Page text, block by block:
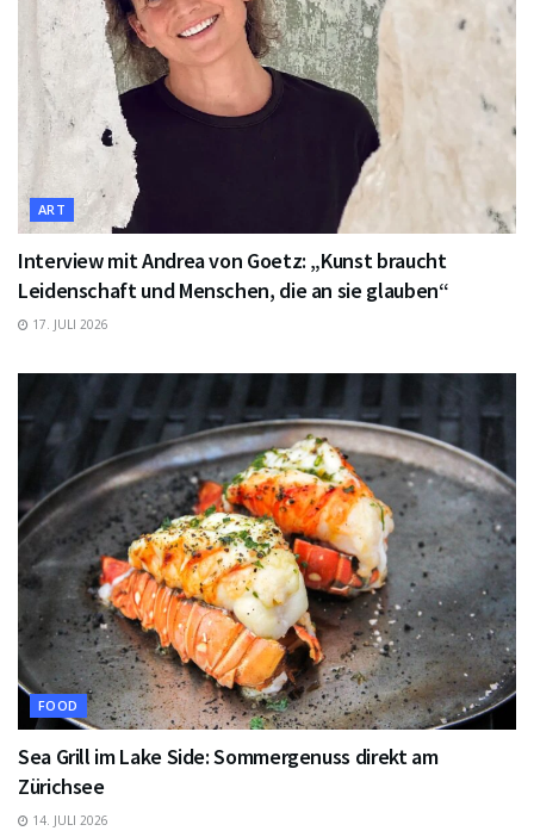
ART
Interview mit Andrea von Goetz: „Kunst braucht
Leidenschaft und Menschen, die an sie glauben“
17. JULI 2026
FOOD
Sea Grill im Lake Side: Sommergenuss direkt am
Zürichsee
14. JULI 2026